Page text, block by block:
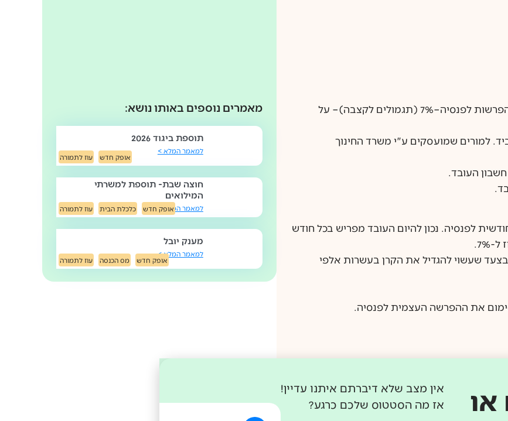
למורים שמועסקים על ידי רשתות חינוך(בעליות) : ההפרשות לפנסיה–7% (תגמולים לקצבה)– על
חשבון המעביד. למורים שמועסקים ע"י משרד החינוך
לפנסיה. נכון להיום העובד מפריש בכל חודש
שעשוי להגדיל את הקרן בעשרות אלפי
את ההפרשה העצמית לפנסיה.
ברצונכם להפריש 7% ולא 6% לפנסיה תוכלו לעשות זאת בקלות על ידי תיאום מול
הבא
מאמרים נוספים באותו נושא:
אופק חדש עוז לתמורה
תוספת ביגוד 2026
למאמר המלא >
אופק חדש כלכלת הבית עוז לתמורה
חוצה שבת- תוספת למשרתי
המילואים
למאמר המלא >
אופק חדש מס הכנסה עוז לתמורה
מענק יובל
למאמר המלא >
או
אין מצב שלא דיברתם איתנו עדיין!
אז מה הסטטוס שלכם כרגע?